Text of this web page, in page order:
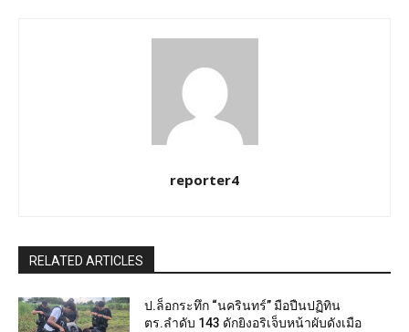
reporter4
RELATED ARTICLES
ป.ล็อกระทึก “นครินทร์” มือปืนปฏิทิน
ตร.ลำดับ 143 ดักยิงอริเจ็บหน้าผับดังเมือ